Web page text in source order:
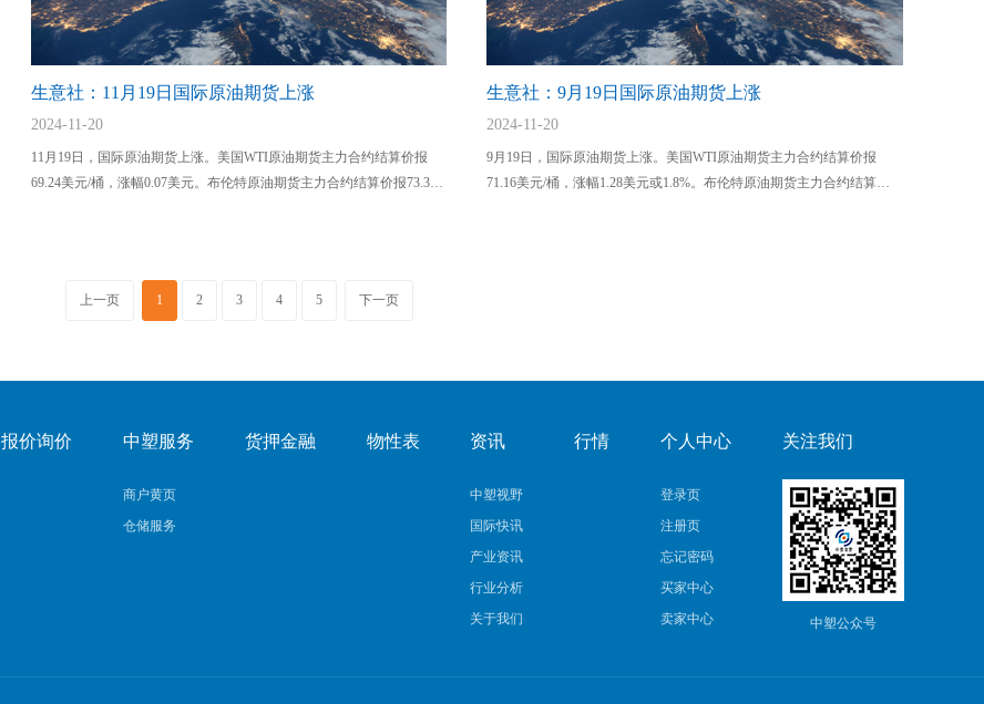
生意社：11月19日国际原油期货上涨
2024-11-20
11月19日，国际原油期货上涨。美国WTI原油期货主力合约结算价报
69.24美元/桶，涨幅0.07美元。布伦特原油期货主力合约结算价报73.31
生意社：9月19日国际原油期货上涨
2024-11-20
9月19日，国际原油期货上涨。美国WTI原油期货主力合约结算价报
71.16美元/桶，涨幅1.28美元或1.8%。布伦特原油期货主力合约结算价
上一页 1 2 3 4 5 下一页
报价询价 中塑服务
商户黄页
仓储服务
货押金融 物性表 资讯
中塑视野
国际快讯
产业资讯
行业分析
关于我们
行情 个人中心
登录页
注册页
忘记密码
买家中心
卖家中心
关注我们
中塑公众号